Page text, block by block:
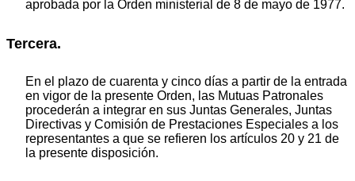
aprobada por la Orden ministerial de 8 de mayo de 1977.
Tercera.
En el plazo de cuarenta y cinco días a partir de la entrada
en vigor de la presente Orden, las Mutuas Patronales
procederán a integrar en sus Juntas Generales, Juntas
Directivas y Comisión de Prestaciones Especiales a los
representantes a que se refieren los artículos 20 y 21 de
la presente disposición.